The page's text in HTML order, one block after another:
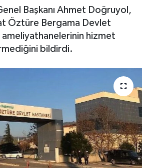
Başkanı Ahmet Doğruyol,
Öztüre Bergama Devlet
ameliyathanelerinin hizmet
bildirdi.